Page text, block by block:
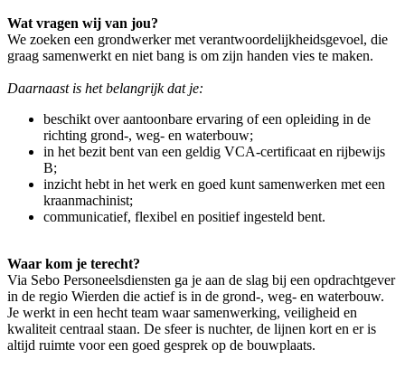
Wat vragen wij van jou?
We zoeken een grondwerker met verantwoordelijkheidsgevoel, die
graag samenwerkt en niet bang is om zijn handen vies te maken.
Daarnaast is het belangrijk dat je:
beschikt over aantoonbare ervaring of een opleiding in de
richting grond-, weg- en waterbouw;
in het bezit bent van een geldig VCA-certificaat en rijbewijs
B;
inzicht hebt in het werk en goed kunt samenwerken met een
kraanmachinist;
communicatief, flexibel en positief ingesteld bent.
Waar kom je terecht?
Via Sebo Personeelsdiensten ga je aan de slag bij een opdrachtgever
in de regio Wierden die actief is in de grond-, weg- en waterbouw.
Je werkt in een hecht team waar samenwerking, veiligheid en
kwaliteit centraal staan. De sfeer is nuchter, de lijnen kort en er is
altijd ruimte voor een goed gesprek op de bouwplaats.